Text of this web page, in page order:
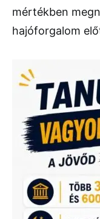
mértékben
hajóforgalom